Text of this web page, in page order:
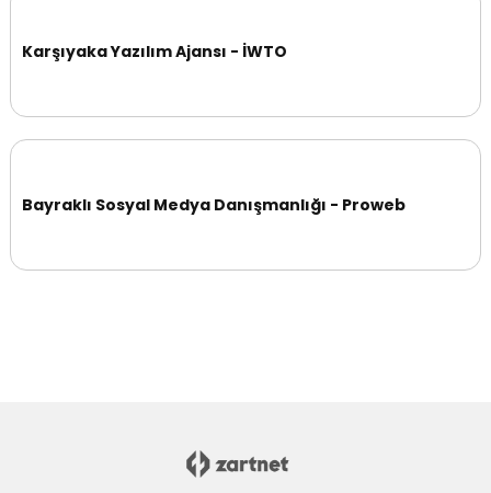
Karşıyaka Yazılım Ajansı - İWTO
Bayraklı Sosyal Medya Danışmanlığı - Proweb